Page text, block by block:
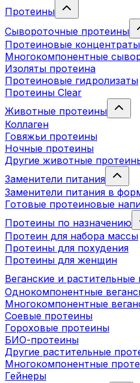
Протеины
Сывороточные протеины
Протеиновые концентраты
Многокомпонентные
Изоляты протеина
Протеиновые гидролизаты
Протеины Clear
Животные протеины
Коллаген
Говяжьи протеины
Ночные протеины
Другие животные
Заменители питания
Заменители питания в
Готовые протеиновые
Протеины по назначению
Протеин для набора массы
Протеины для похудения
Протеины для женщин
Веганские и
Однокомпонентные
Многокомпонентные
Соевые протеины
Гороховые протеины
БИО-протеины
Другие растительные
Многокомпонентные
Гейнеры